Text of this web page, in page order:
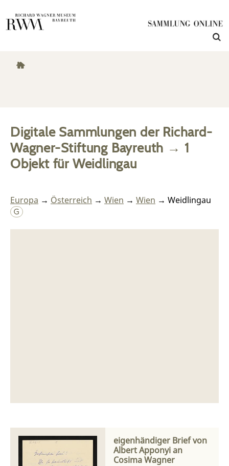
Digitale Sammlungen der Richard-
Wagner-Stiftung Bayreuth → 1
Objektfür Weidlingau
Europa → Österreich → Wien → Wien → Weidlingau
eigenhändiger Brief von
Albert Apponyi an
Cosima Wagner